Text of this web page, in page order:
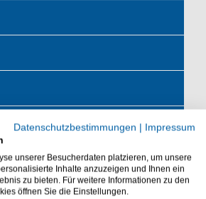
Datenschutzbestimmungen | Impressum
unserer Besucherdaten platzieren, um unsere
Inhalte anzuzeigen und Ihnen ein
zu bieten. Für weitere Informationen zu den
öffnen Sie die Einstellungen.